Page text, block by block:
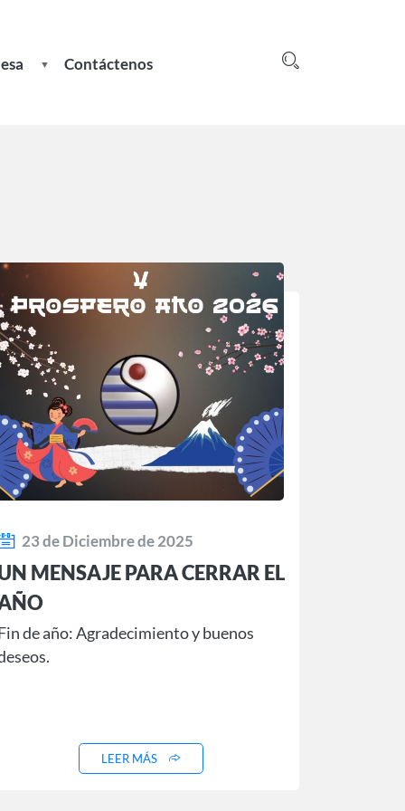
Contáctenos
23 de Diciembre de 2025
MENSAJE PARA CERRAR EL
de año: Agradecimiento y buenos
LEER MÁS